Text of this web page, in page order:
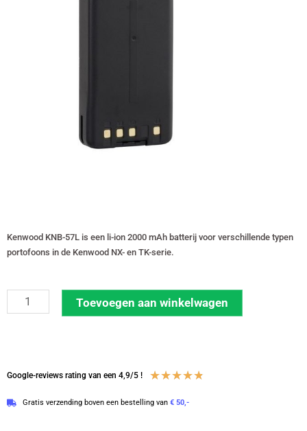
Kenwood KNB-57L is een li-ion 2000 mAh batterij voor verschillende typen
portofoons in de Kenwood NX- en TK-serie.
Kenwood
accu
en
serie
Toevoegen aan winkelwagen
Google-reviews rating van een 4,9/5 ! ★★★★★
Gratis verzending boven een bestelling van € 50,-